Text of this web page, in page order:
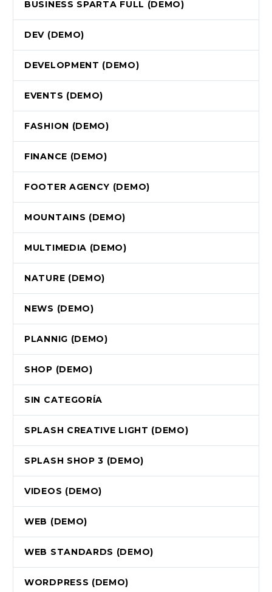
BUSINESS SPARTA FULL (DEMO)
DEV (DEMO)
DEVELOPMENT (DEMO)
EVENTS (DEMO)
FASHION (DEMO)
FINANCE (DEMO)
FOOTER AGENCY (DEMO)
MOUNTAINS (DEMO)
MULTIMEDIA (DEMO)
NATURE (DEMO)
NEWS (DEMO)
PLANNIG (DEMO)
SHOP (DEMO)
SIN CATEGORÍA
SPLASH CREATIVE LIGHT (DEMO)
SPLASH SHOP 3 (DEMO)
VIDEOS (DEMO)
WEB (DEMO)
WEB STANDARDS (DEMO)
WORDPRESS (DEMO)